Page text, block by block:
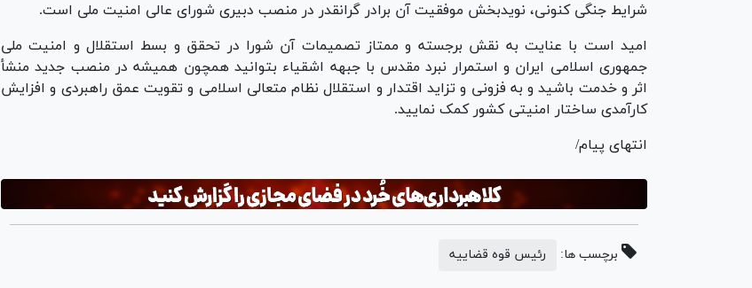
شرایط جنگی کنونی، نویدبخش موفقیت آن برادر گرانقدر در منصب دبیری شورای عالی امنیت ملی است.
امید است با عنایت به نقش برجسته و ممتاز تصمیمات آن شورا در تحقق و بسط استقلال و امنیت ملی
جمهوری اسلامی ایران و استمرار نبرد مقدس با جبهه اشقیاء بتوانید همچون همیشه در منصب جدید منشأ
اثر و خدمت باشید و به فزونی و تزاید اقتدار و استقلال نظام متعالی اسلامی و تقویت عمق راهبردی و افزایش
کارآمدی ساختار امنیتی کشور کمک نمایید.
انتهای پیام/
برچسب ها: رئیس قوه قضاییه